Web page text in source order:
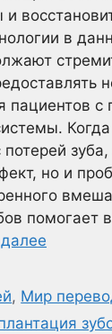
в
пациентов с
Когда
но и
помогает
, Мир